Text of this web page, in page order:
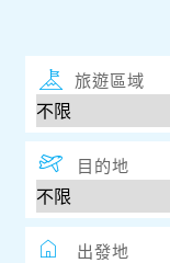
旅遊區域
目的地
出發地